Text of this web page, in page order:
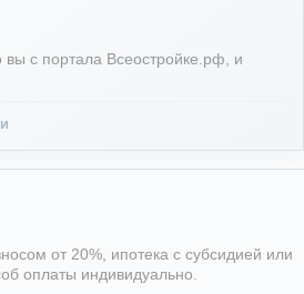
вы с портала Всеостройке.рф, и
от 20%, ипотека с субсидией или
оплаты индивидуально.